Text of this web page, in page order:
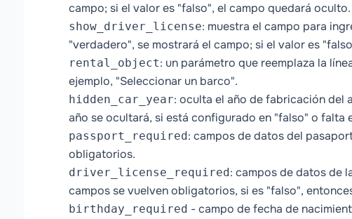
campo; si el valor es "falso", el campo quedará oculto.
show_driver_license: muestra el campo para
"verdadero", se mostrará el campo; si el valor es
rental_object: un parámetro que reemplaza la
ejemplo, "Seleccionar un barco".
hidden_car_year: oculta el año de fabricación del
año se ocultará, si está configurado en "falso" o falta
passport_required: campos de datos del
obligatorios.
driver_license_required: campos de datos de
campos se vuelven obligatorios, si es "falso",
birthday_required - campo de fecha de